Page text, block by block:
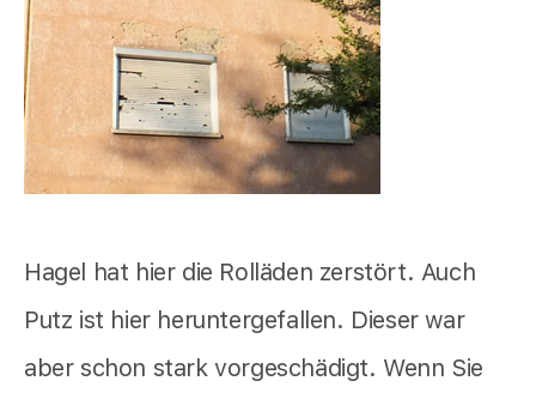
Hagel hat hier die Rolläden zerstört. Auch
Putz ist hier heruntergefallen. Dieser war
aber schon stark vorgeschädigt. Wenn Sie